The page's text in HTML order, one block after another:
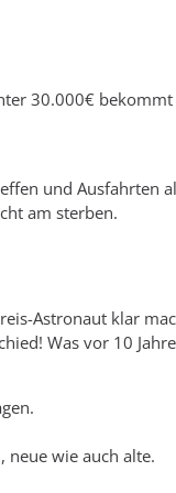
30.000€
und Ausfahrten
am sterben.
Astronaut klar
Was vor 10
neue wie auch alte.